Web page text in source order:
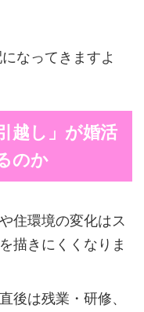
なってきますよ
越し」が婚活
のか
住環境の変化はス
描きにくくなりま
後は残業・研修、